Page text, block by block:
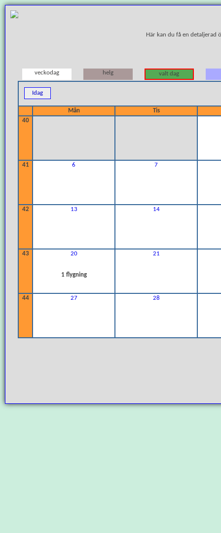
Här kan du få en detaljerad
veckodag helg valt dag
Idag
Mån
Tis
40
41 6 7
42 13 14
43 20
1 flygning
21
44 27 28